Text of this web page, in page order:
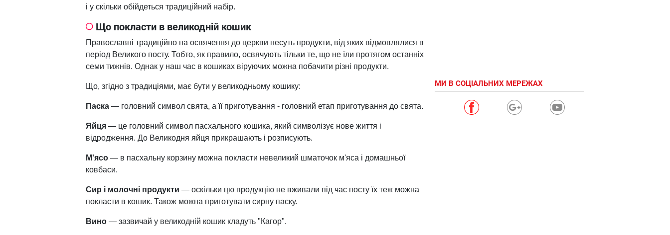
і у скільки обійдеться традиційний набір.
Що покласти в великодній кошик
Православні традиційно на освячення до церкви несуть продукти, від яких відмовлялися в
період Великого посту. Тобто, як правило, освячують тільки те, що не їли протягом останніх
семи тижнів. Однак у наш час в кошиках віруючих можна побачити різні продукти.
Що, згідно з традиціями, має бути у великодньому кошику:
Паска — головний символ свята, а її приготування - головний етап приготування до свята.
Яйця — це головний символ пасхального кошика, який символізує нове життя і
відродження. До Великодня яйця прикрашають і розписують.
М'ясо — в пасхальну корзину можна покласти невеликий шматочок м'яса і домашньої
ковбаси.
Сир і молочні продукти — оскільки цю продукцію не вживали під час посту їх теж можна
покласти в кошик. Також можна приготувати сирну паску.
Вино — зазвичай у великодній кошик кладуть "Кагор".
МИ В СОЦІАЛЬНИХ МЕРЕЖАХ